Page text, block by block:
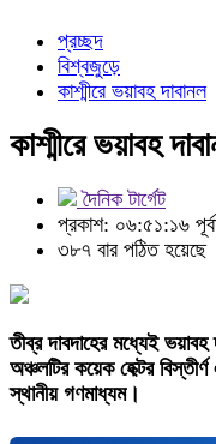
প্রচ্ছদ
বিশ্বজুড়ে
কাশ্মীরে ভয়াবহ দাবানল
কাশ্মীরে ভয়াবহ
দৈনিক টার্গেট
প্রকাশ: ০৬:৫১:১৬
৩৮৭ বার পঠিত হয়েছে
তীব্র দাবদাহের মধ্যেই ভয়াবহ
অঞ্চলটির কয়েক হেক্টর
স্থানীয় গণমাধ্যম।